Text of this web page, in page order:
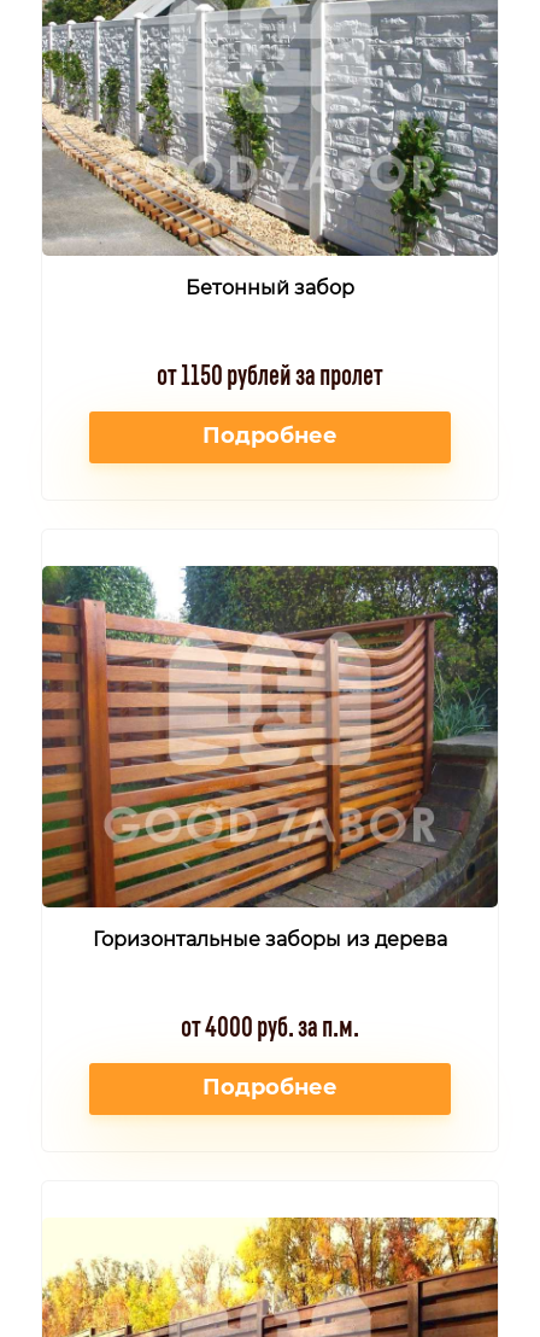
Бетонный забор
от 1150 рублей за пролет
Подробнее
Горизонтальные заборы из дерева
от 4000 руб. за п.м.
Подробнее